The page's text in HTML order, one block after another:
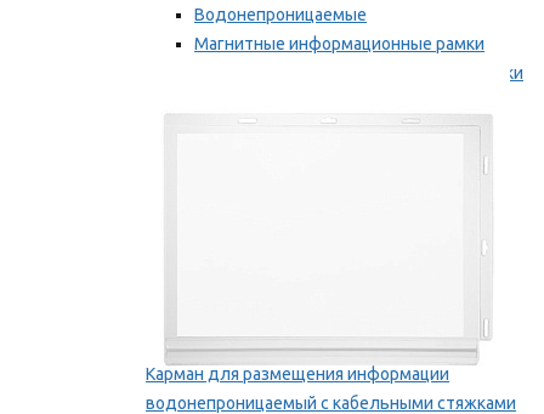
Водонепроницаемые
Магнитные информационные рамки
Самоклеящиеся информационные рамки
Карман для размещения информации
водонепроницаемый с кабельными стяжками